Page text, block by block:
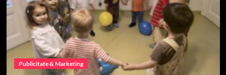
Publicitate & Marketing